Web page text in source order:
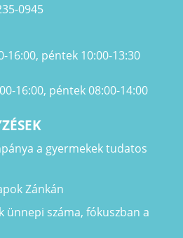
0945
16:00, péntek 10:00-13:30
16:00, péntek 08:00-14:00
a gyermekek tudatos
Zánkán
ünnepi száma, fókuszban a